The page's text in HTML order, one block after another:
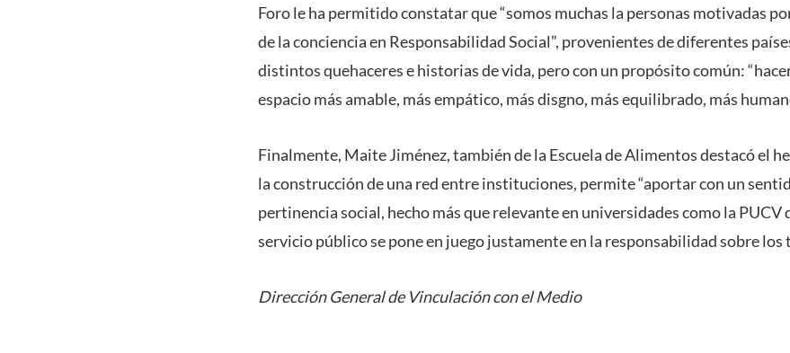
Foro le ha permitido constatar que “somos muchas la personas motivadas
de la conciencia en Responsabilidad Social”, provenientes de diferentes
distintos quehaceres e historias de vida, pero con un propósito común:
espacio más amable, más empático, más disgno, más equilibrado, más
Finalmente, Maite Jiménez, también de la Escuela de Alimentos destacó el
la construcción de una red entre instituciones, permite “aportar con un
pertinencia social, hecho más que relevante en universidades como la PUCV
servicio público se pone en juego justamente en la responsabilidad sobre los
Dirección General de Vinculación con el Medio